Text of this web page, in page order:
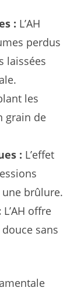
: L’AH
perdus
laissées
les
grain de
: L’effet
brûlure.
L’AH offre
sans